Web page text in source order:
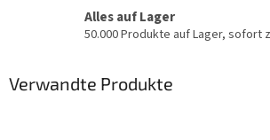
Alles auf Lager
50.000 Produkte auf Lager, sofort
Verwandte Produkte